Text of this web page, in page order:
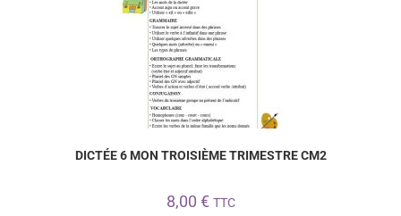
DICTÉE 6 MON TROISIÈME TRIMESTRE CM2
8,00 € TTC